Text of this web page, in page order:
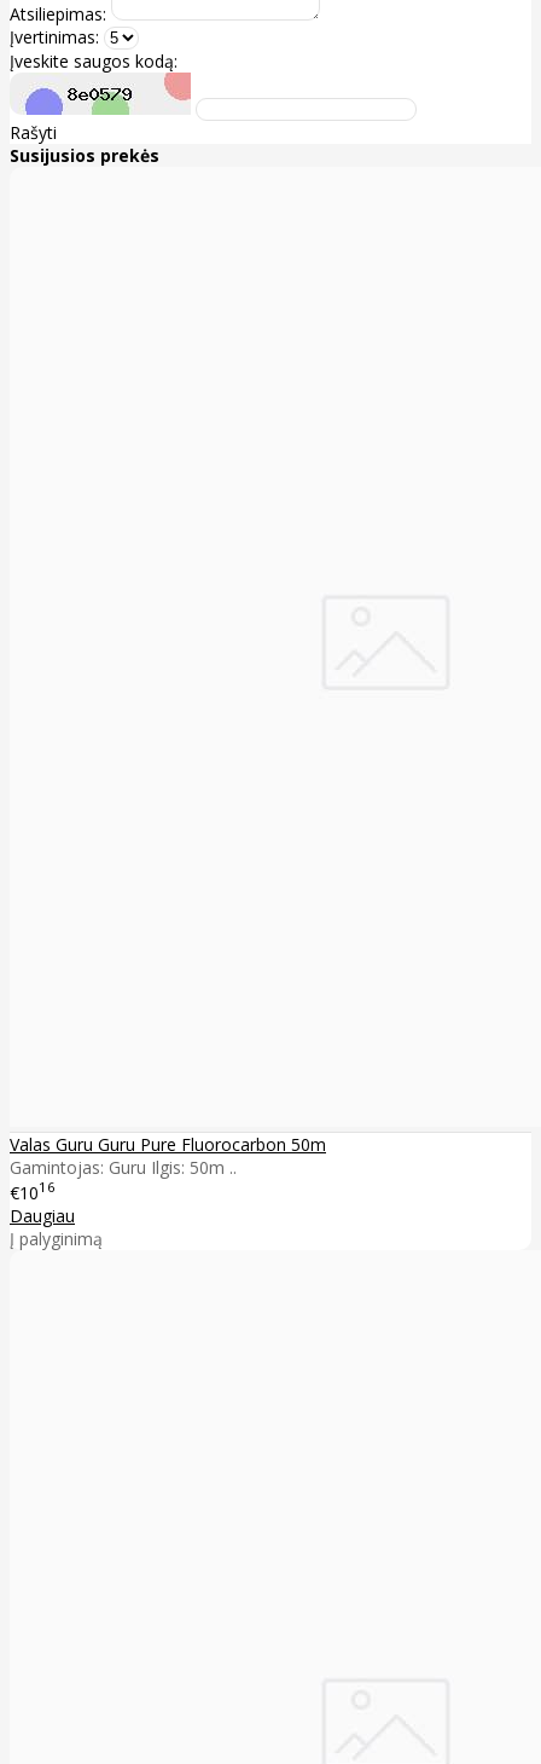
Atsiliepimas:
Įvertinimas:
Įveskite saugos kodą:
Rašyti
Susijusios prekės
Valas Guru Guru Pure Fluorocarbon 50m
Gamintojas: Guru Ilgis: 50m ..
€1016
Daugiau
Į palyginimą